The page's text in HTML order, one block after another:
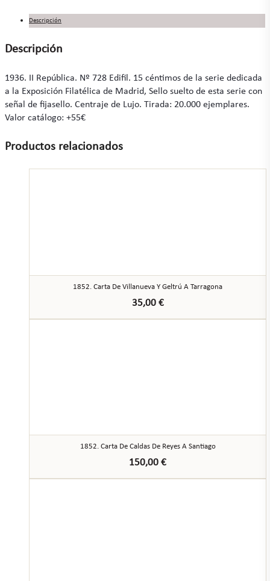
Descripción
Descripción
1936. II República. Nº 728 Edifil. 15 céntimos de la serie dedicada
a la Exposición Filatélica de Madrid, Sello suelto de esta serie con
señal de fijasello. Centraje de Lujo. Tirada: 20.000 ejemplares.
Valor catálogo: +55€
Productos relacionados
1852. Carta De Villanueva Y Geltrú A Tarragona
35,00 €
1852. Carta De Caldas De Reyes A Santiago
150,00 €